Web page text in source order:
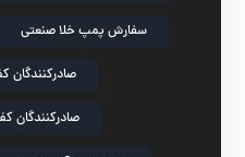
سفارش پمپ خلا صنعتی
صادرکنندگان
صادرکنندگان کف